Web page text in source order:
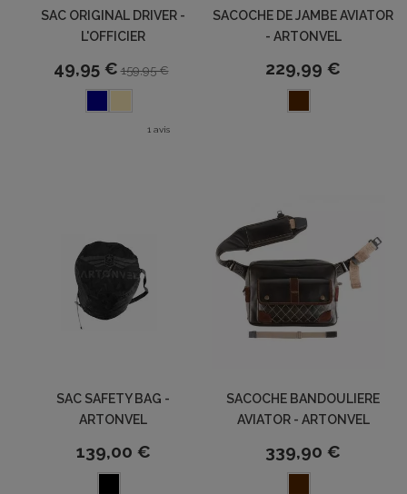
SAC ORIGINAL DRIVER -
L'OFFICIER
49,95 € 159,95 €
1 avis
SACOCHE DE JAMBE AVIATOR
- ARTONVEL
229,99 €
SAC SAFETY BAG -
ARTONVEL
139,00 €
SACOCHE BANDOULIERE
AVIATOR - ARTONVEL
339,90 €